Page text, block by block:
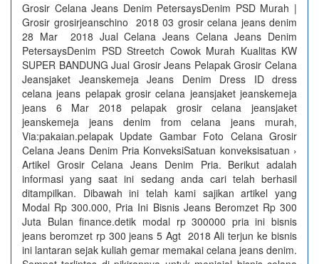
Grosir Celana Jeans Denim PetersaysDenim PSD Murah |
Grosir grosirjeanschino 2018 03 grosir celana jeans denim
28 Mar 2018 Jual Celana Jeans Celana Jeans Denim
PetersaysDenim PSD Streetch Cowok Murah Kualitas KW
SUPER BANDUNG Jual Grosir Jeans Pelapak Grosir Celana
Jeansjaket Jeanskemeja Jeans Denim Dress ID dress
celana jeans pelapak grosir celana jeansjaket jeanskemeja
jeans 6 Mar 2018 pelapak grosir celana jeansjaket
jeanskemeja jeans denim from celana jeans murah,
Via:pakaian.pelapak Update Gambar Foto Celana Grosir
Celana Jeans Denim Pria KonveksiSatuan konveksisatuan ›
Artikel Grosir Celana Jeans Denim Pria. Berikut adalah
informasi yang saat ini sedang anda cari telah berhasil
ditampilkan. Dibawah ini telah kami sajikan artikel yang
Modal Rp 300.000, Pria Ini Bisnis Jeans Beromzet Rp 300
Juta Bulan finance.detik modal rp 300000 pria ini bisnis
jeans beromzet rp 300 jeans 5 Agt 2018 Ali terjun ke bisnis
ini lantaran sejak kuliah gemar memakai celana jeans denim.